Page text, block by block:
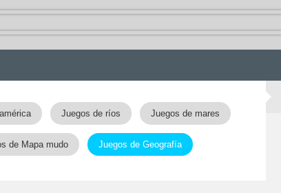
Juegos de ríos Juegos de mares
de Mapa mudo Juegos de Geografía